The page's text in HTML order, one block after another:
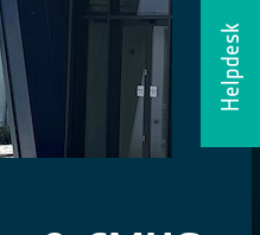
Helpdesk